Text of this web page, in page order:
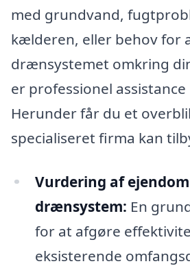
med grundvand,
kælderen, eller behov for
drænsystemet omkring
er professionel
Herunder får du et
specialiseret firma kan
Vurdering af
drænsystem: En
for at afgøre
eksisterende